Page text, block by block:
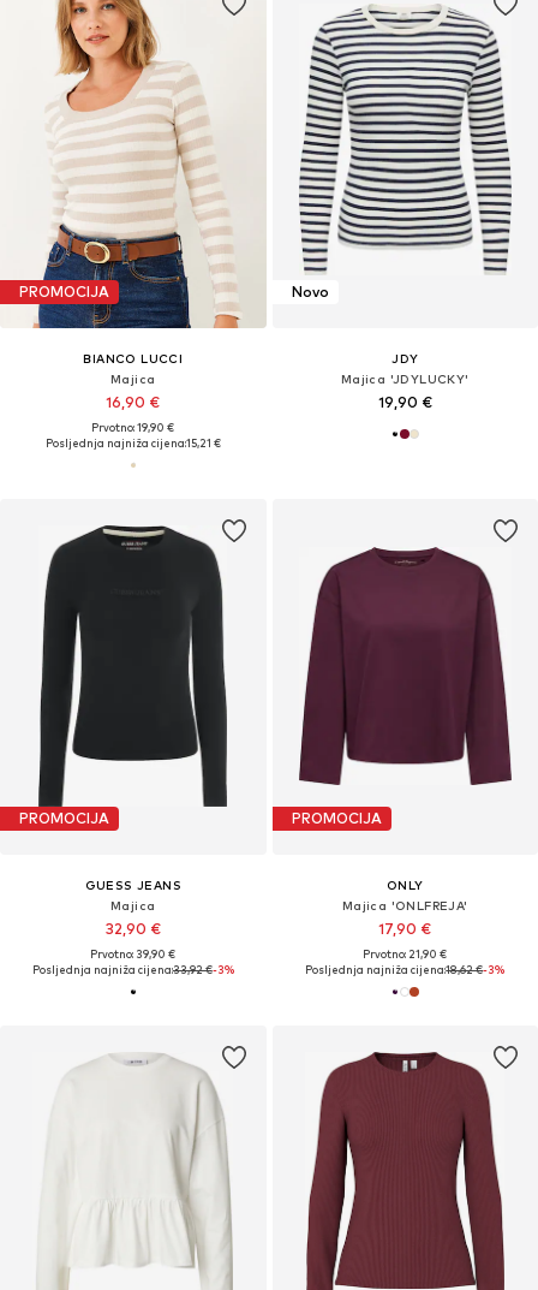
PROMOCIJA
BIANCO LUCCI
Majica
16,90 €
Prvotno: 19,90 €
Posljednja najniža cijena:15,21 €
Novo
JDY
Majica 'JDYLUCKY'
19,90 €
PROMOCIJA
GUESS JEANS
Majica
32,90 €
Prvotno: 39,90 €
Posljednja najniža cijena:33,92 €-3%
PROMOCIJA
ONLY
Majica 'ONLFREJA'
17,90 €
Prvotno: 21,90 €
Posljednja najniža cijena:18,62 €-3%